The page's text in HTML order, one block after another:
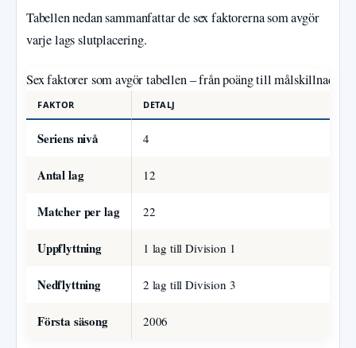
Tabellen nedan sammanfattar de sex faktorerna som avgör
varje lags slutplacering.
Sex faktorer som avgör tabellen – från poäng till målskillnad
FAKTOR DETALJ
Seriens nivå 4
Antal lag 12
Matcher per lag 22
Uppflyttning 1 lag till Division 1
Nedflyttning 2 lag till Division 3
Första säsong 2006